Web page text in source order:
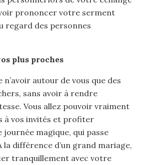
prononcer votre serment
regard des personnes
plus proches
n’avoir autour de vous que des
sans avoir à rendre
Vous allez pouvoir vraiment
à vos invités et profiter
magique, qui passe
différence d’un grand mariage,
tranquillement avec votre